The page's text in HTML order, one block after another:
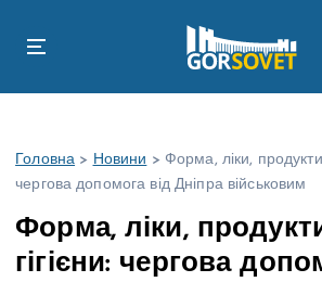
Головна > Новини > Форма, ліки,
чергова допомога від Дніпра військовим
Форма, ліки,
гігієни: чергова